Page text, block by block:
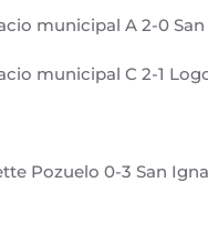
municipal A 2-0
municipal C 2-1
Pozuelo 0-3 San